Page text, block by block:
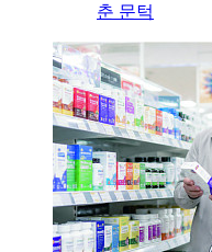
춘 문턱